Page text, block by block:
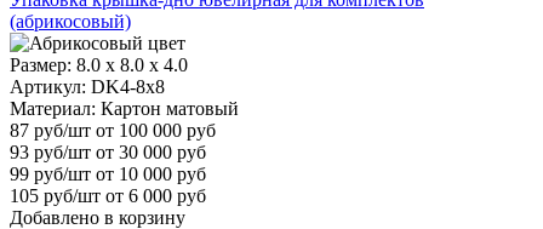
(абрикосовый)
Размер: 8.0 x 8.0 x 4.0
Артикул: DK4-8x8
Материал: Картон матовый
87 руб/шт от 100 000 руб
93 руб/шт от 30 000 руб
99 руб/шт от 10 000 руб
105 руб/шт от 6 000 руб
Добавлено в корзину